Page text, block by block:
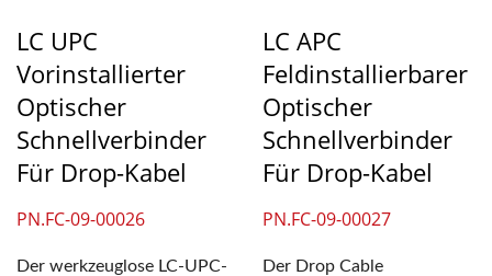
LC UPC
Vorinstallierter
Optischer
Schnellverbinder
Für Drop-Kabel
PN.FC-09-00026
Der werkzeuglose LC-UPC-
LC APC
Feldinstallierbarer
Optischer
Schnellverbinder
Für Drop-Kabel
PN.FC-09-00027
Der Drop Cable